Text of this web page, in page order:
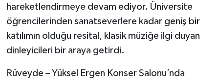
hareketlendirmeye devam ediyor. Üniversite
öğrencilerinden sanatseverlere kadar geniş bir
katılımın olduğu resital, klasik müziğe ilgi duyan
dinleyicileri bir araya getirdi.
Rüveyde – Yüksel Ergen Konser Salonu’nda